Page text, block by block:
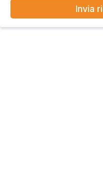
Invia